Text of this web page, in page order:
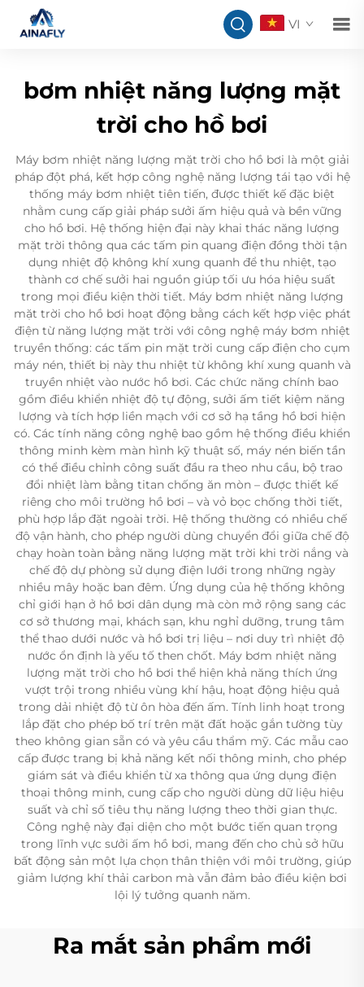
VI
bơm nhiệt năng lượng mặt
trời cho hồ bơi
Máy bơm nhiệt năng lượng mặt trời cho hồ bơi là một giải
pháp đột phá, kết hợp công nghệ năng lượng tái tạo với hệ
thống máy bơm nhiệt tiên tiến, được thiết kế đặc biệt
nhằm cung cấp giải pháp sưởi ấm hiệu quả và bền vững
cho hồ bơi. Hệ thống hiện đại này khai thác năng lượng
mặt trời thông qua các tấm pin quang điện đồng thời tận
dụng nhiệt độ không khí xung quanh để thu nhiệt, tạo
thành cơ chế sưởi hai nguồn giúp tối ưu hóa hiệu suất
trong mọi điều kiện thời tiết. Máy bơm nhiệt năng lượng
mặt trời cho hồ bơi hoạt động bằng cách kết hợp việc phát
điện từ năng lượng mặt trời với công nghệ máy bơm nhiệt
truyền thống: các tấm pin mặt trời cung cấp điện cho cụm
máy nén, thiết bị này thu nhiệt từ không khí xung quanh và
truyền nhiệt vào nước hồ bơi. Các chức năng chính bao
gồm điều khiển nhiệt độ tự động, sưởi ấm tiết kiệm năng
lượng và tích hợp liền mạch với cơ sở hạ tầng hồ bơi hiện
có. Các tính năng công nghệ bao gồm hệ thống điều khiển
thông minh kèm màn hình kỹ thuật số, máy nén biến tần
có thể điều chỉnh công suất đầu ra theo nhu cầu, bộ trao
đổi nhiệt làm bằng titan chống ăn mòn – được thiết kế
riêng cho môi trường hồ bơi – và vỏ bọc chống thời tiết,
phù hợp lắp đặt ngoài trời. Hệ thống thường có nhiều chế
độ vận hành, cho phép người dùng chuyển đổi giữa chế độ
chạy hoàn toàn bằng năng lượng mặt trời khi trời nắng và
chế độ dự phòng sử dụng điện lưới trong những ngày
nhiều mây hoặc ban đêm. Ứng dụng của hệ thống không
chỉ giới hạn ở hồ bơi dân dụng mà còn mở rộng sang các
cơ sở thương mại, khách sạn, khu nghỉ dưỡng, trung tâm
thể thao dưới nước và hồ bơi trị liệu – nơi duy trì nhiệt độ
nước ổn định là yếu tố then chốt. Máy bơm nhiệt năng
lượng mặt trời cho hồ bơi thể hiện khả năng thích ứng
vượt trội trong nhiều vùng khí hậu, hoạt động hiệu quả
trong dải nhiệt độ từ ôn hòa đến ấm. Tính linh hoạt trong
lắp đặt cho phép bố trí trên mặt đất hoặc gắn tường tùy
theo không gian sẵn có và yêu cầu thẩm mỹ. Các mẫu cao
cấp được trang bị khả năng kết nối thông minh, cho phép
giám sát và điều khiển từ xa thông qua ứng dụng điện
thoại thông minh, cung cấp cho người dùng dữ liệu hiệu
suất và chỉ số tiêu thụ năng lượng theo thời gian thực.
Công nghệ này đại diện cho một bước tiến quan trọng
trong lĩnh vực sưởi ấm hồ bơi, mang đến cho chủ sở hữu
bất động sản một lựa chọn thân thiện với môi trường, giúp
giảm lượng khí thải carbon mà vẫn đảm bảo điều kiện bơi
lội lý tưởng quanh năm.
Ra mắt sản phẩm mới